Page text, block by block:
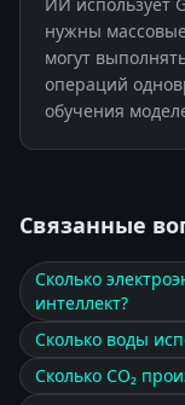
нужны
могут
операций
обучения
Связанные
Сколько
интеллект?
Сколько воды
Сколько CO₂